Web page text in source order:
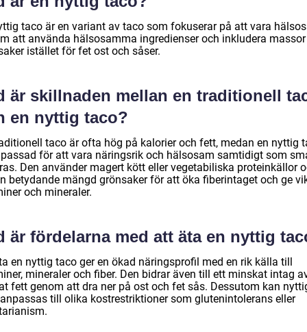
taco är en variant av taco som fokuserar på att vara
att använda hälsosamma ingredienser och inkludera
istället för fet ost och såser.
är skillnaden mellan en traditionell
en nyttig taco?
taco är ofta hög på kalorier och fett, medan en nyttig
för att vara näringsrik och hälsosam samtidigt som
Den använder magert kött eller vegetabiliska proteinkällor
betydande mängd grönsaker för att öka fiberintaget och ge
och mineraler.
är fördelarna med att äta en nyttig
en nyttig taco ger en ökad näringsprofil med en rik källa till
mineraler och fiber. Den bidrar även till ett minskat intag
fett genom att dra ner på ost och fet sås. Dessutom kan
till olika kostrestriktioner som glutenintolerans eller